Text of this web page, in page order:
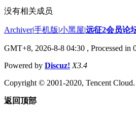
没有相关成员
Archiver|手机版|小黑屋|远征2会员论
GMT+8, 2026-8-8 04:30 , Processed in
Powered by Discuz! X3.4
Copyright © 2001-2020, Tencent Cloud.
返回顶部